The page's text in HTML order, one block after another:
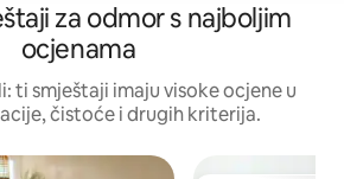
za odmor s najboljim
ocjenama
ti smještaji imaju visoke ocjene u
čistoće i drugih kriterija.